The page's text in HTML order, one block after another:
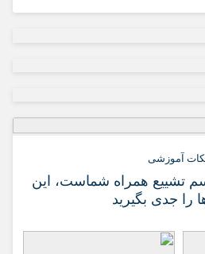
آموزشی
تشییع همراه شماست، این
را جدی بگیرید